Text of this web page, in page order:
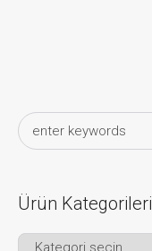
Ürün Kategorileri